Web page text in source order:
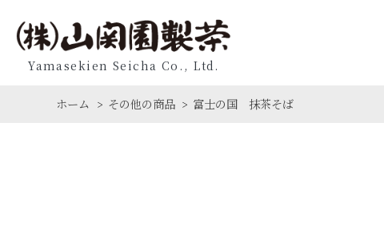
Yamasekien Seicha Co., Ltd.
ホーム > その他の商品 > 富士の国 抹茶そば